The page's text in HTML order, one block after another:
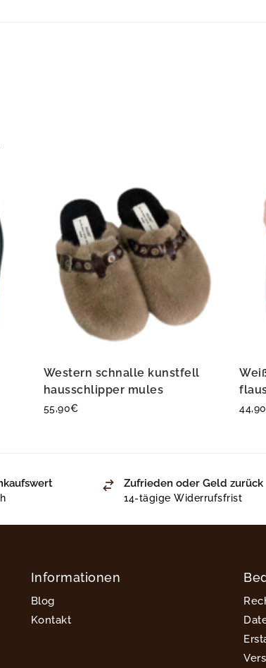
Western schnalle kunstfell
hausschlipper mules
55,90€ 44,90
Zufrieden oder Geld zurück
14-tägige Widerrufsfrist
Informationen
Blog
Kontakt